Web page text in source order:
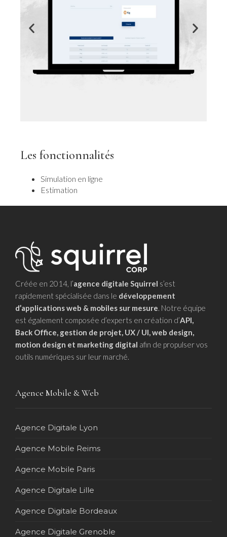
Les fonctionnalités
Simulation en ligne
Estimation
Créée en 2014, l’agence digitale Squirrel s’est
rapidement spécialisée dans le développement
d’applications web & mobiles sur mesure. Notre équipe
est également composée d’experts en création d’API,
Back Office, gestion de projet, UX / UI, web design,
motion design et marketing digital afin de propulser vos
outils numériques sur leur marché.
Agence Mobile & Web
Agence Digitale Lyon
Agence Mobile Reims
Agence Mobile Paris
Agence Digitale Lille
Agence Digitale Bordeaux
Agence Digitale Grenoble